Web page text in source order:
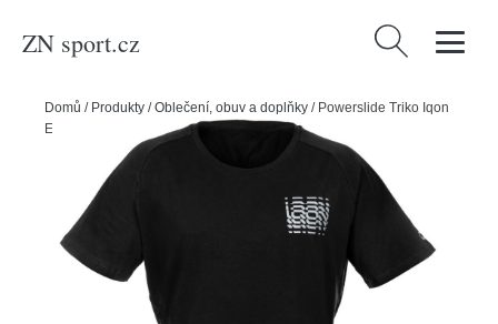
ZN sport.cz Vyhledávání
Domů / Produkty /Oblečení, obuv a doplňky / Powerslide Triko Iqon
Explore Tee Q, L